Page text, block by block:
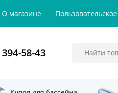
О магазине
58-43